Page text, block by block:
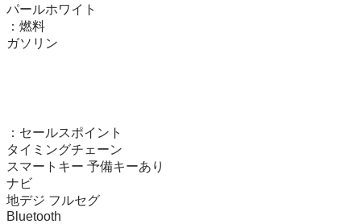
パールホワイト
：燃料
ガソリン
：セールスポイント
タイミングチェーン
スマートキー 予備キーあり
ナビ
地デジ フルセグ
Bluetooth